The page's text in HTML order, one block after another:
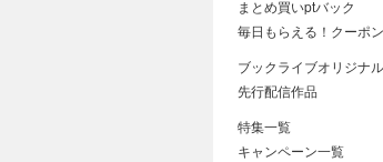
まとめ買いptバック
毎日もらえる！クーポ
ブックライブオリジナ
先行配信作品
特集一覧
キャンペーン一覧